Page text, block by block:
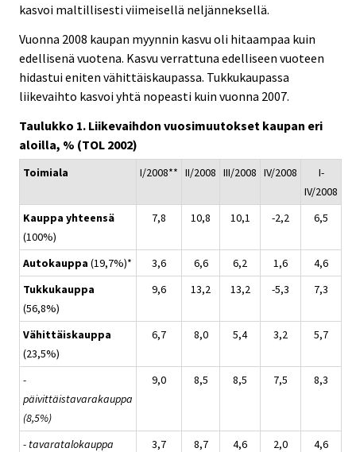
kasvoi maltillisesti viimeisellä neljänneksellä.
Vuonna 2008 kaupan myynnin kasvu oli hitaampaa kuin
edellisenä vuotena. Kasvu verrattuna edelliseen vuoteen
hidastui eniten vähittäiskaupassa. Tukkukaupassa
liikevaihto kasvoi yhtä nopeasti kuin vuonna 2007.
Taulukko 1. Liikevaihdon vuosimuutokset kaupan eri
aloilla, % (TOL 2002)
Toimiala I/2008** II/2008 III/2008 IV/2008
I-
IV/2008
Kauppa yhteensä
(100%)
7,8 10,8 10,1 -2,2 6,5
Autokauppa (19,7%)* 3,6 6,6 6,2 1,6
4,6
Tukkukauppa
(56,8%)
9,6 13,2 13,2 -5,3 7,3
Vähittäiskauppa
(23,5%)
6,7 8,0 5,4 3,2 5,7
-
päivittäistavarakauppa
(8,5%)
9,0 8,5 8,5 7,5 8,3
- tavaratalokauppa
3,7 8,7 4,6 2,0 4,6